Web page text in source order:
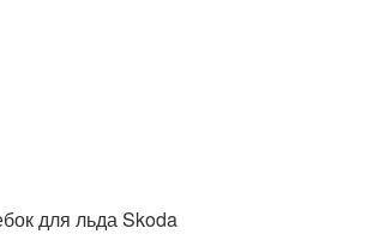
для льда Skoda